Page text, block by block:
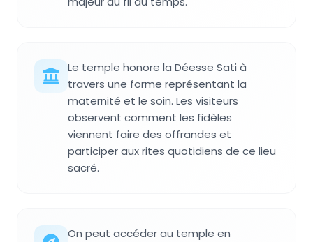
Le temple honore la Déesse Sati à
travers une forme représentant la
maternité et le soin. Les visiteurs
observent comment les fidèles
viennent faire des offrandes et
participer aux rites quotidiens de ce lieu
sacré.
On peut accéder au temple en